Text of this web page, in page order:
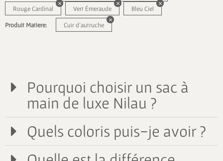
Rouge Cardinal
Vert Émeraude Bleu Ciel
Produit Matiere: Cuir d'autruche
Pourquoi choisir un sac à
main de luxe Nilau ?
Quels coloris puis-je avoir ?